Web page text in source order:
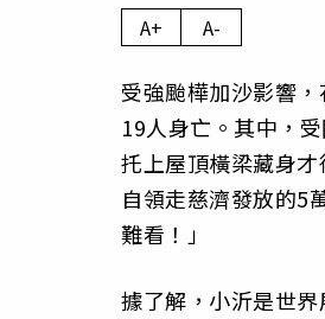
A+ A-
受強颱樺加沙影響
19人身亡。其中，
托上屋頂橫梁藏身
自領走慈濟發放的5
難看！」
據了解，小沂是世